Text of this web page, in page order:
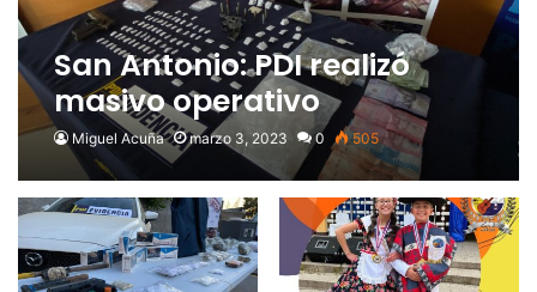
San Antonio: PDI realizó
masivo operativo
antidrogas
Miguel Acuña marzo 3, 2023 0 505